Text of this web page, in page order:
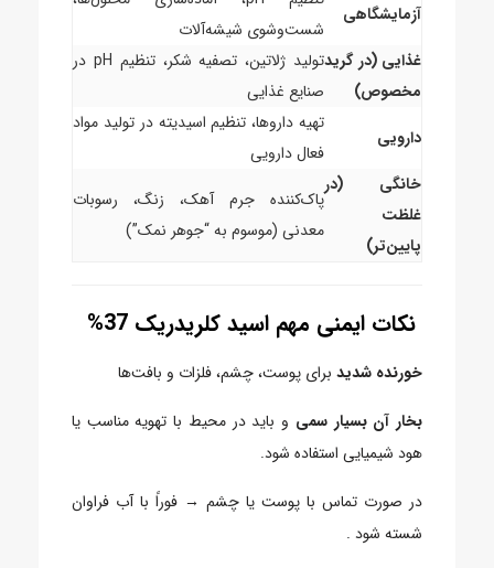
آزمایشگاهی
شست‌وشوی شیشه‌آلات
غذایی (در گرید
مخصوص)
تولید ژلاتین، تصفیه شکر، تنظیم pH در
صنایع غذایی
دارویی
تهیه داروها، تنظیم اسیدیته در تولید مواد
فعال دارویی
خانگی (در
غلظت
پایین‌تر)
پاک‌کننده جرم آهک، زنگ، رسوبات
معدنی (موسوم به “جوهر نمک”)
نکات ایمنی مهم اسید کلریدریک 37%
خورنده شدید برای پوست، چشم، فلزات و بافت‌ها
بخار آن بسیار سمی و باید در محیط با تهویه مناسب یا
هود شیمیایی استفاده شود.
در صورت تماس با پوست یا چشم → فوراً با آب فراوان
شسته شود .